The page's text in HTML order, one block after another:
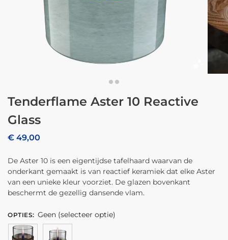
Tenderflame Aster 10 Reactive
Glass
€ 49,00
De Aster 10 is een eigentijdse tafelhaard waarvan de
onderkant gemaakt is van reactief keramiek dat elke Aster
van een unieke kleur voorziet. De glazen bovenkant
beschermt de gezellig dansende vlam.
OPTIES: Geen (selecteer optie)